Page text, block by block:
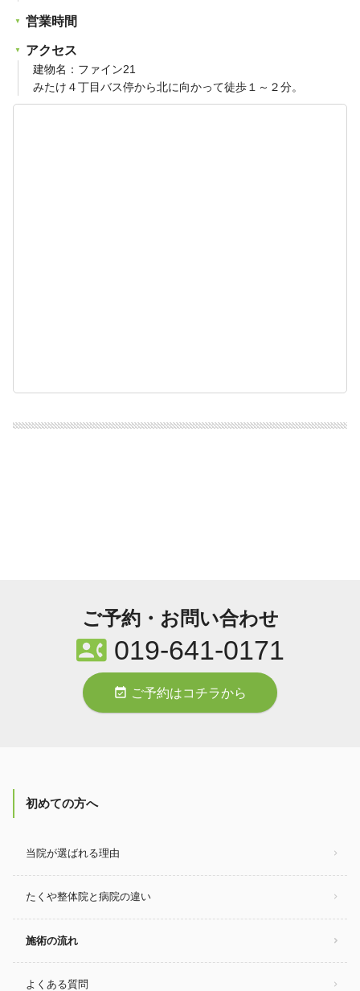
営業時間
アクセス
建物名：ファイン21
みたけ４丁目バス停から北に向かって徒歩１～２分。
ご予約・お問い合わせ
contact_phone019-641-0171
event_available ご予約はコチラから
初めての方へ
当院が選ばれる理由
たくや整体院と病院の違い
施術の流れ
よくある質問